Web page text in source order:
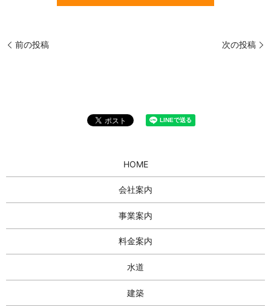
前の投稿 次の投稿
HOME
会社案内
事業案内
料金案内
水道
建築